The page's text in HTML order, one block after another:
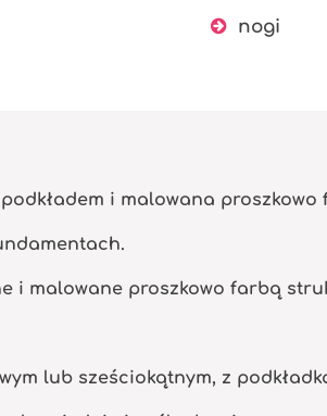
nogi
i malowana
i malowane proszkowo farbą
lub sześciokątnym, z